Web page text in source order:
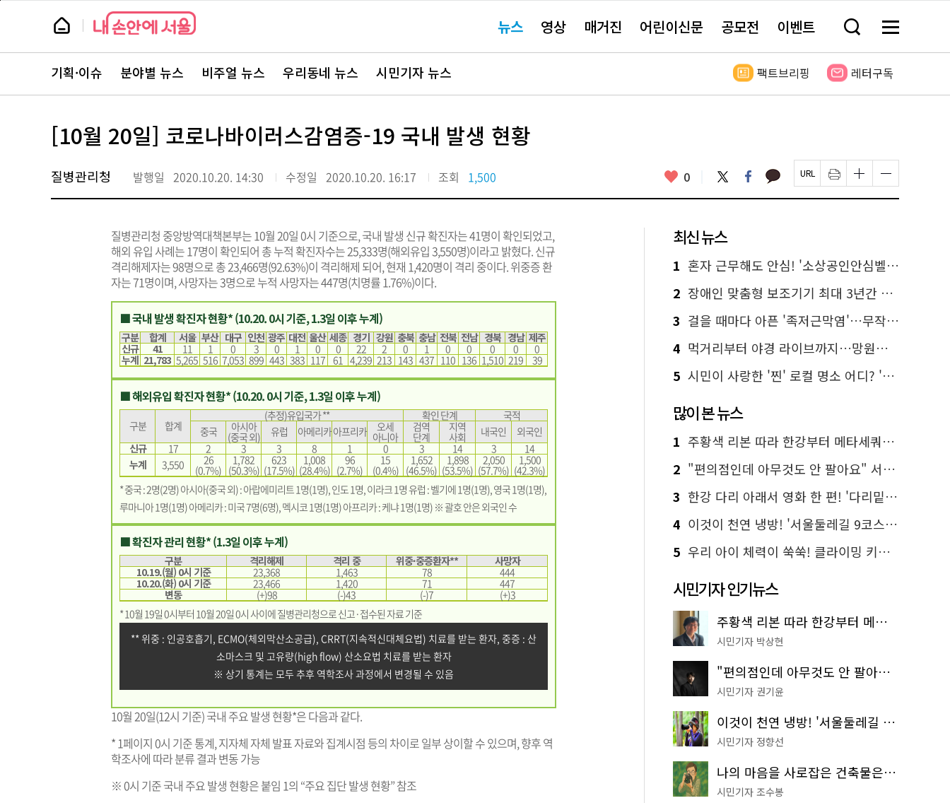
본
뉴
스 요뉴스 영상 매거진 어린이신문 공모전 이벤트 검
창
기
메
전
보
뉴
스
주
서
바
로
기획·이슈 분야별 뉴스 비주얼 뉴스 우리동네 뉴스 시민기자 뉴스 팩트브리핑 레터구독
[10월 20일] 코로나바이러스감염증-19 국내 발생 현황
질병관리청 발행일 2020.10.20. 14:30 수정일 2020.10.20. 16:17 조회 1,500 좋
요
0 트
위
터
페
이
스
카
카 페
이
지
인
쇄
하
글
자
크
하
기
글
자
크
하
기
질병관리청 중앙방역대책본부는 10월 20일 0시 기준으로, 국내 발생 신규 확진자는 41명이 확인되었고,
해외 유입 사례는 17명이 확인되어 총 누적 확진자수는 25,333명(해외유입 3,550명)이라고 밝혔다. 신규
격리해제자는 98명으로 총 23,466명(92.63%)이 격리해제 되어, 현재 1,420명이 격리 중이다. 위중증 환
자는 71명이며, 사망자는 3명으로 누적 사망자는 447명(치명률 1.76%)이다.
■ 국내 발생 확진자 현황* (10.20. 0시 기준, 1.3일 이후 누계)
구분 합계 서울 부산 대구 인천 광주 대전 울산 세종 경기 강원 충북 충남 전북 전남 경북 경남 제주
신규
41 11 1 0 3 0 1 0 0 22 2 0 1 0 0 0 0
0
누계 21,783 5,265 516 7,053 899 443 383 117 61 4,239 213 143 437 110 136 1,510 219 39
■ 해외유입 확진자 현황* (10.20. 0시 기준, 1.3일 이후 누계)
구분 합계
(추정)유입국가 ** 확인 단계
국적
중국
아시아
(중국 외) 유럽 아메리카아프리카 오세
아니아
검역
단계
지역
사회 내국인
외국인
신규
17 2 3 3 8 1 0 3 14 3
14
누계
3,550 26
(0.7%)
1,782
(50.3%)
623
(17.5%)
1,008
(28.4%)
96
(2.7%)
15
(0.4%)
1,652
(46.5%)
1,898
(53.5%)
2,050
(57.7%)
1,500
(42.3%)
* 중국 : 2명(2명) 아시아(중국 외) : 아랍에미리트 1명(1명), 인도 1명, 이라크 1명 유럽 : 벨기에 1명(1명), 영국 1명(1명),
루마니아 1명(1명) 아메리카 : 미국 7명(6명), 멕시코 1명(1명) 아프리카 : 케냐 1명(1명) ※ 괄호 안은 외국인 수
■ 확진자 관리 현황* (1.3일 이후 누계)
구분 격리해제 격리 중 위중·중증환자**
사망자
10.19.(월) 0시 기준
23,368 1,463 78
444
10.20.(화) 0시 기준
23,466 1,420 71
447
변동
(+)98 (-)43 (-)7
(+)3
* 10월 19일 0시부터 10월 20일 0시 사이에 질병관리청으로 신고·접수된 자료 기준
** 위중 : 인공호흡기, ECMO(체외막산소공급), CRRT(지속적신대체요법) 치료를 받는 환자, 중증 : 산
소마스크 및 고유량(high flow) 산소요법 치료를 받는 환자
※ 상기 통계는 모두 추후 역학조사 과정에서 변경될 수 있음
10월 20일(12시 기준) 국내 주요 발생 현황*은 다음과 같다.
* 1페이지 0시 기준 통계, 지자체 자체 발표 자료와 집계시점 등의 차이로 일부 상이할 수 있으며, 향후 역
학조사에 따라 분류 결과 변동 가능
※ 0시 기준 국내 주요 발생 현황은 붙임 1의 “주요 집단 발생 현황” 참조
최신 뉴스
1 혼자 근무해도 안심! '소상공인안심벨' 신청하세요
2 장애인 맞춤형 보조기기 최대 3년간 무상 대여…삶의 질 높인다
3 걸을 때마다 아픈 '족저근막염'…무작정 참지 말고 '이것' 해보세요!
4 먹거리부터 야경 라이브까지…망원한강공원 알짜 코스
5 시민이 사랑한 '찐' 로컬 명소 어디? '서울에디션25' 추천 코스
많이 본 뉴스
1 주황색 리본 따라 한강부터 메타세쿼이아 숲길까지…서울둘레길 15코스
2 "편의점인데 아무것도 안 팔아요" 서울에서 가장 특별한 편의점의 정체
3 한강 다리 아래서 영화 한 편! '다리밑 영화관' 무료 상영
4 이것이 천연 냉방! '서울둘레길 9코스'로 숲속 피서 떠나볼까
5 우리 아이 체력이 쑥쑥! 클라이밍 키즈카페·어린이 체력장
시민기자 인기뉴스
주황색 리본 따라 한강부터 메타세쿼이아 숲길까지…서울둘레길 15코스
시민기자 박상현
"편의점인데 아무것도 안 팔아요" 서울에서 가장 특별한 편의점의 정체
시민기자 권기윤
이것이 천연 냉방! '서울둘레길 9코스'로 숲속 피서 떠나볼까
시민기자 정향선
나의 마음을 사로잡은 건축물은? '서울시 건축상' 수상작 공개!
시민기자 조수봉
페